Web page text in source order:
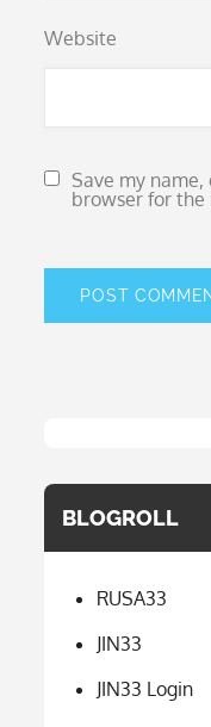
Website
Save my
browser for the
BLOGROLL
RUSA33
JIN33
JIN33 Login